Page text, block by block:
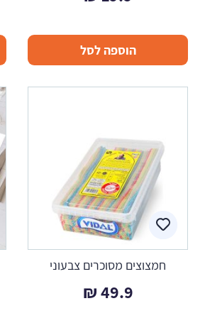
הוספה לסל
חמצוצים מסוכרים צבעוני
49.9
₪